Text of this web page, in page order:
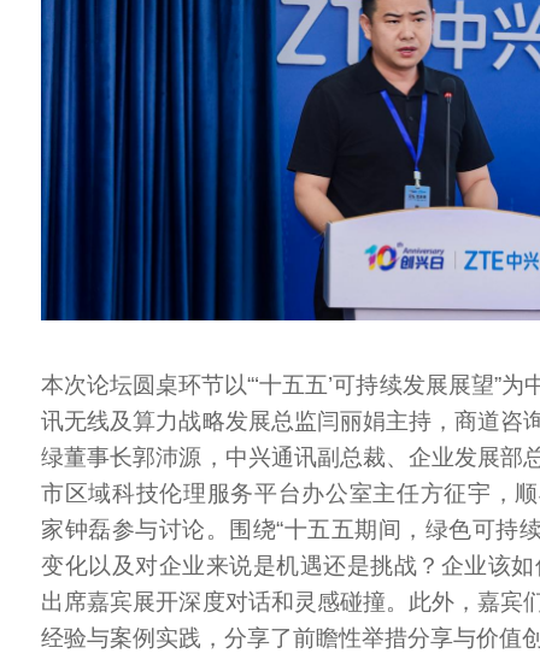
本次论坛圆桌环节以“‘十五五’可持续发展展望”
讯无线及算力战略发展总监闫丽娟主持，商道咨
绿董事长郭沛源，中兴通讯副总裁、企业发展部
市区域科技伦理服务平台办公室主任方征宇，
家钟磊参与讨论。围绕“十五五期间，绿色可持
变化以及对企业来说是机遇还是挑战？企业该如
出席嘉宾展开深度对话和灵感碰撞。此外，嘉宾
经验与案例实践，分享了前瞻性举措分享与价值